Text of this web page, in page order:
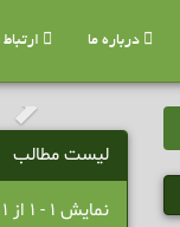
درباره ما ارتباط
لیست مطالب
نمایش 1 - 1 از 1 نتیجه